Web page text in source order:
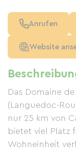
Das Domaine
(Languedoc-
nur 25 km von
bietet viel Platz
Wohneinheit
Anrufen
Website